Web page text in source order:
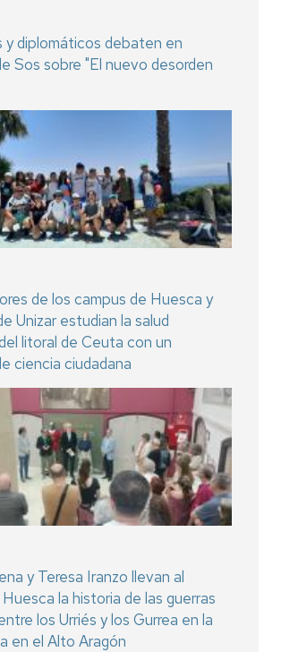
y diplomáticos debaten en
Sos sobre "El nuevo desorden
de los campus de Huesca y
Unizar estudian la salud
litoral de Ceuta con un
ciencia ciudadana
y Teresa Iranzo llevan al
la historia de las guerras
los Urriés y los Gurrea en la
en el Alto Aragón